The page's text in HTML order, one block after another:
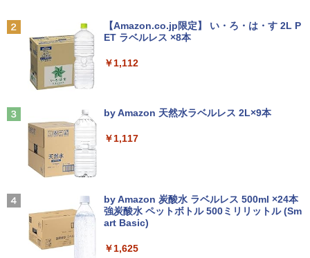
2021製 WebKカメラ付き 360度回転可
能 ACアダプタ付き 【中古品整備品】
￥5,980
【★最大100%ポイント】【大特価!訳あ
ore i3/メモリ:4GB/SSD:128GB/15.6型液
￥8,999
【訳あり特価】【最新Office2024】レッ
スピーカー内蔵 綺麗な鮮明画像 【中古】
送料無料
￥6,500
IO-DATA モニター 21.5インチ MF224ED
内蔵 中古ディスプレイ
【楽天1位!1,600円OFFクーポン 8/4 20:
00-8/11 01:59】Xiaomi Monitor A24i 20
Hzリフレッシュレート sRGB99% 1670
施設基準パーフェクトブック 2026年度
￥22,000
￥770
￥5,990
ラック
￥14,990
レスイヤホン bluetooth イヤホン V12 小型
軽量 ブルートゥースHi-Fi 最大36時間再生 ぶ
るーとゅーす コードレス ENCノイズキャン
付き 防水 タッチ式音量調整 スポーツ/通勤/通
[Explicit]
￥250
【Amazon.co.jp限定】 い・ろ・は・す 2L P
ET ラベルレス ×8本
￥1,112
by Amazon 天然水ラベルレス 2L×9本
￥1,117
by Amazon 炭酸水 ラベルレス 500ml ×24本
強炭酸水 ペットボトル 500ミリリットル (Sm
art Basic)
￥1,625